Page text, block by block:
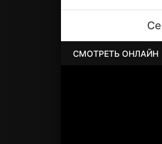
СМОТРЕТЬ ОНЛАЙН